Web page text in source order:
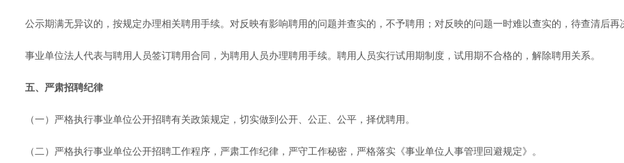
公示期满无异议的，按规定办理相关聘用手续。对反映有影响聘用的问题并查实的，不予聘用；对反映的问题一时难以查实的，待查清后再
事业单位法人代表与聘用人员签订聘用合同，为聘用人员办理聘用手续。聘用人员实行试用期制度，试用期不合格的，解除聘用关系。
五、严肃招聘纪律
（一）严格执行事业单位公开招聘有关政策规定，切实做到公开、公正、公平，择优聘用。
（二）严格执行事业单位公开招聘工作程序，严肃工作纪律，严守工作秘密，严格落实《事业单位人事管理回避规定》。